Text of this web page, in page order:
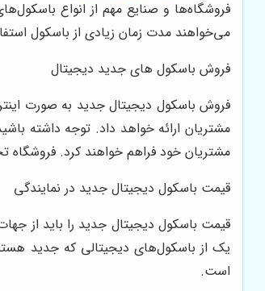
فروشگاه‌ها و صنایع مهم از انواع
می‌خواهند مدت زمان زیادی از باسکول
فروش باسکول های جدید دیجیتال
فروش باسکول دیجیتال جدید به صورت
مشتریان ارائه خواهد داد. توجه داشته
مشتریان خود فراهم خواهند کرد. فروشگاه
قیمت باسکول دیجیتال جدید در نمایندگی
قیمت باسکول دیجیتال جدید را باید از
یک از باسکول‌های دیجیتالی که جدید
است.